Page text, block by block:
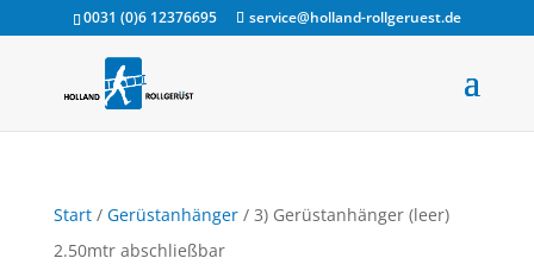
0031 (0)6 12376695 service@holland-rollgeruest.de
Start/ Gerüstanhänger/ 3) Gerüstanhänger (leer)
2.50mtr abschließbar